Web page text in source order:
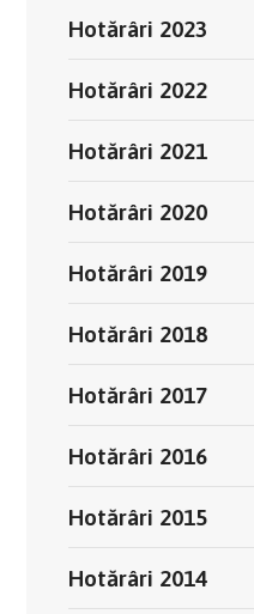
Hotărâri 2023
Hotărâri 2022
Hotărâri 2021
Hotărâri 2020
Hotărâri 2019
Hotărâri 2018
Hotărâri 2017
Hotărâri 2016
Hotărâri 2015
Hotărâri 2014